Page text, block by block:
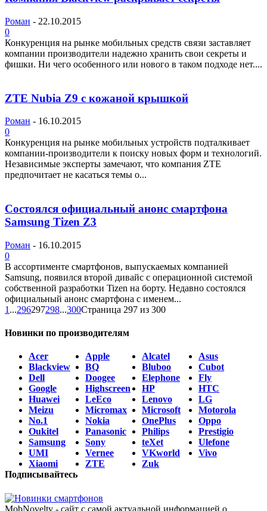
Роман - 22.10.2015
0
Конкуренция на рынке мобильных средств связи заставляет
компании производители надежно хранить свои секреты и
фишки. Ни чего особенного или нового в таком подходе нет....
ZTE Nubia Z9 с кожаной крышкой
Роман - 16.10.2015
0
Конкуренция на рынке мобильных устройств подталкивает
компании-производители к поиску новых форм и технологий.
Независимые эксперты замечают, что компания ZTE
предпочитает не касаться темы о...
Состоялся официальный анонс смартфона
Samsung Tizen Z3
Роман - 16.10.2015
0
В ассортименте смартфонов, выпускаемых компанией
Samsung, появился второй дивайс с операционной системой
собственной разработки Tizen на борту. Недавно состоялся
официальный анонс смартфона с именем...
1 ...296297298...300Страница 297 из 300
Новинки по производителям
Acer Apple Alcatel
Asus
Blackview
BQ Bluboo
Cubot
Dell
Doogee Elephone
Fly
Google
Highscreen HP
HTC
Huawei
LeEco Lenovo
LG
Meizu
Micromax Microsoft
Motorola
No.1
Nokia OnePlus
Oppo
Oukitel
Panasonic Philips
Prestigio
Samsung
Sony teXet
Ulefone
UMI
Vernee VKworld
Vivo
Xiaomi
ZTE
Zuk
Подписывайтесь
MobNovelty - сайт с самой актуальной информацией о